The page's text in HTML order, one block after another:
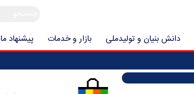
دانش بنیان و تولیدملی بازار و خدمات پیشنهاد ما